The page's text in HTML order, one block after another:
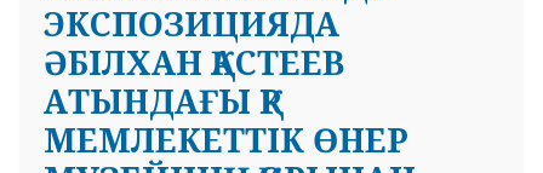
ЭКСПОЗИЦИЯДА
ӘБІЛХАН ҚАСТЕЕВ
АТЫНДАҒЫ ҚР
МЕМЛЕКЕТТІК ӨНЕР